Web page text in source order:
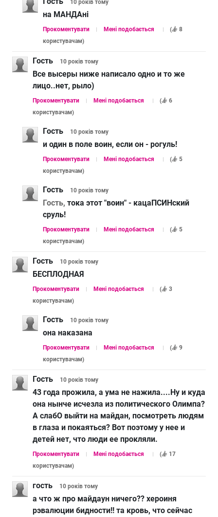
10 років тому
на МАНДАнi
Прокоментувати Мені подобається (
8
користувачам)
Гость 10 років тому
Все высеры ниже написало одно и то же
лицо..нет, рыло)
Прокоментувати Мені подобається (
6
користувачам)
Гость 10 років тому
и один в поле воин, если он - рогуль!
Прокоментувати Мені подобається (
5
користувачам)
Гость 10 років тому
Гость, тока этот "воин" - кацаПСИНский
сруль!
Прокоментувати Мені подобається (
5
користувачам)
Гость 10 років тому
БЕСПЛОДНАЯ
Прокоментувати Мені подобається (
3
користувачам)
Гость 10 років тому
она наказана
Прокоментувати Мені подобається (
9
користувачам)
Гость 10 років тому
43 года прожила, а ума не нажила....Ну и куда
она нынче исчезла из политического Олимпа?
А слабО выйти на майдан, посмотреть людям
в глаза и покаяться? Вот поэтому у нее и
детей нет, что люди ее прокляли.
Прокоментувати Мені подобається (
17
користувачам)
гость 10 років тому
а что ж про майдаун ничего?? хероиня
рэвалюции бидности!! та кровь, что сейчас